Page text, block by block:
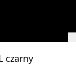
czarny